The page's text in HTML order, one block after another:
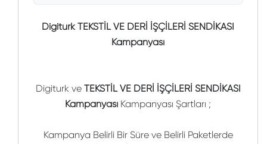
Digiturk TEKSTİL VE DERİ İŞÇİLERİ SENDİKASI
Kampanyası
Digiturk ve TEKSTİL VE DERİ İŞÇİLERİ SENDİKASI
Kampanyası Kampanyası Şartları ;
Kampanya Belirli Bir Süre ve Belirli Paketlerde